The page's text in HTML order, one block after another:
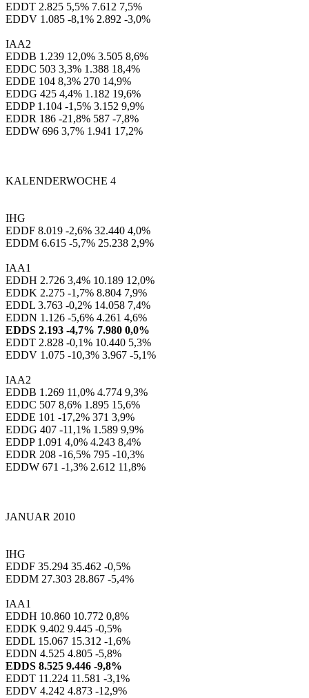
EDDT 2.825 5,5% 7.612 7,5%
EDDV 1.085 -8,1% 2.892 -3,0%
IAA2
EDDB 1.239 12,0% 3.505 8,6%
EDDC 503 3,3% 1.388 18,4%
EDDE 104 8,3% 270 14,9%
EDDG 425 4,4% 1.182 19,6%
EDDP 1.104 -1,5% 3.152 9,9%
EDDR 186 -21,8% 587 -7,8%
EDDW 696 3,7% 1.941 17,2%
KALENDERWOCHE 4
IHG
EDDF 8.019 -2,6% 32.440 4,0%
EDDM 6.615 -5,7% 25.238 2,9%
IAA1
EDDH 2.726 3,4% 10.189 12,0%
EDDK 2.275 -1,7% 8.804 7,9%
EDDL 3.763 -0,2% 14.058 7,4%
EDDN 1.126 -5,6% 4.261 4,6%
EDDS 2.193 -4,7% 7.980 0,0%
EDDT 2.828 -0,1% 10.440 5,3%
EDDV 1.075 -10,3% 3.967 -5,1%
IAA2
EDDB 1.269 11,0% 4.774 9,3%
EDDC 507 8,6% 1.895 15,6%
EDDE 101 -17,2% 371 3,9%
EDDG 407 -11,1% 1.589 9,9%
EDDP 1.091 4,0% 4.243 8,4%
EDDR 208 -16,5% 795 -10,3%
EDDW 671 -1,3% 2.612 11,8%
JANUAR 2010
IHG
EDDF 35.294 35.462 -0,5%
EDDM 27.303 28.867 -5,4%
IAA1
EDDH 10.860 10.772 0,8%
EDDK 9.402 9.445 -0,5%
EDDL 15.067 15.312 -1,6%
EDDN 4.525 4.805 -5,8%
EDDS 8.525 9.446 -9,8%
EDDT 11.224 11.581 -3,1%
EDDV 4.242 4.873 -12,9%